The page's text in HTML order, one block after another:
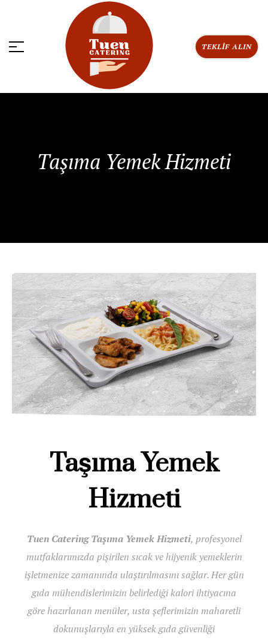
TEKLIF ALIN
Taşıma Yemek Hizmeti
Taşıma Yemek
Hizmeti
Tuen Catering Taşıma Yemek Hizmeti, profesyonel
mutfaklarımızda pişirilen sıcak ve hijyenik yemeklerin
işletmenize zamanında ulaştırılmasını sağlar. Her gün
gıda mühendislerimizin belirlediği kalori ihtiyacına
göre hazırlanan menüler, usta şeflerimizin maharetli
dokunuşlarıyla en yüksek gıda güvenliği